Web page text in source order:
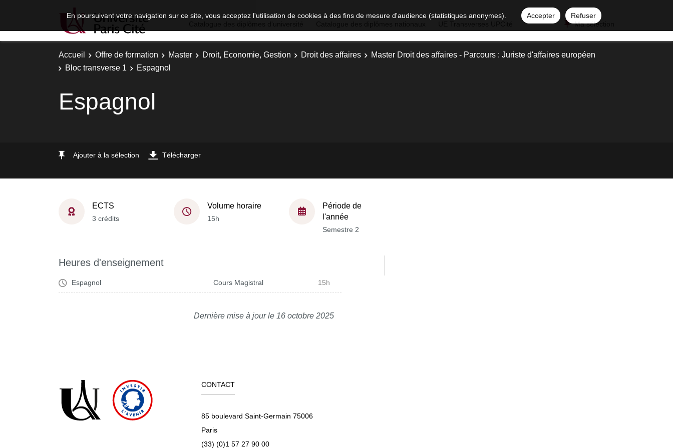
En poursuivant votre navigation sur ce site, vous acceptez l'utilisation de cookies à des fins de mesure d'audience (statistiques anonymes). Accepter
Refuser
Ma sélection
Accueil Offre de formation Master Droit, Economie, Gestion Droit des affaires
Master Droit des affaires - Parcours : Juriste d'affaires européen
Bloc transverse 1
Espagnol
Espagnol
Ajouter à la sélection Télécharger
ECTS
3 crédits
Volume horaire
15h
Période de
l'année
Semestre 2
Heures d'enseignement
Espagnol Cours Magistral 15h
Dernière mise à jour le 16 octobre 2025
CONTACT
85 boulevard Saint-Germain 75006
Paris
(33) (0)1 57 27 90 00